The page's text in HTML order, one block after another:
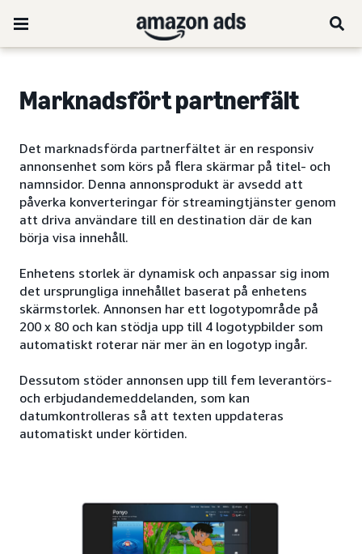
Marknadsfört partnerfält
Det marknadsförda partnerfältet är en responsiv
annonsenhet som körs på flera skärmar på titel- och
namnsidor. Denna annonsprodukt är avsedd att
påverka konverteringar för streamingtjänster genom
att driva användare till en destination där de kan
börja visa innehåll.
Enhetens storlek är dynamisk och anpassar sig inom
det ursprungliga innehållet baserat på enhetens
skärmstorlek. Annonsen har ett logotypområde på
200 x 80 och kan stödja upp till 4 logotypbilder som
automatiskt roterar när mer än en logotyp ingår.
Dessutom stöder annonsen upp till fem leverantörs-
och erbjudandemeddelanden, som kan
datumkontrolleras så att texten uppdateras
automatiskt under körtiden.